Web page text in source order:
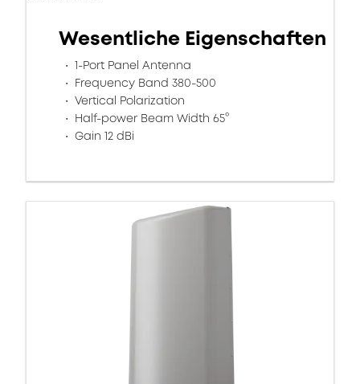
Wesentliche Eigenschaften
1-Port Panel Antenna
Frequency Band 380-500
Vertical Polarization
Half-power Beam Width 65°
Gain 12 dBi